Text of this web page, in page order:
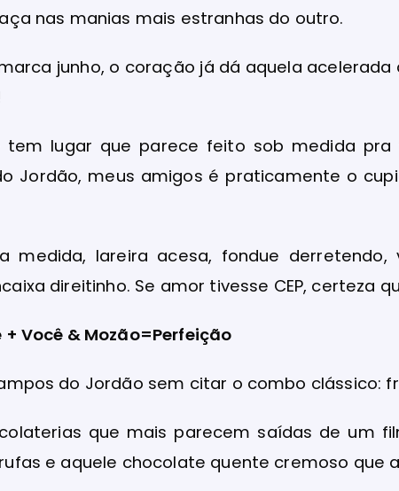
nas manias mais estranhas do outro.
junho, o coração já dá aquela
tem lugar que parece feito sob medida pra
Jordão, meus amigos é praticamente o
medida, lareira acesa, fondue
direitinho. Se amor tivesse CEP, certeza
Você & Mozão=Perfeição
do Jordão sem citar o combo clássico:
que mais parecem saídas de um
e aquele chocolate quente cremoso que